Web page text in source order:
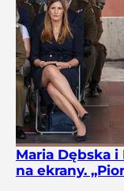
Maria Dębska i
na ekrany.